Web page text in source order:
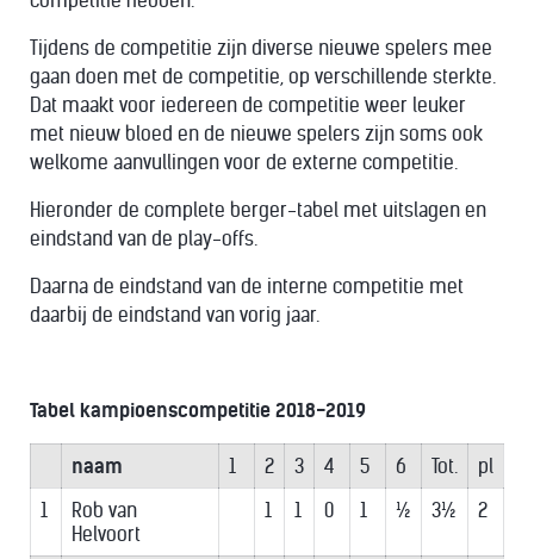
Tijdens de competitie zijn diverse nieuwe spelers mee
gaan doen met de competitie, op verschillende sterkte.
Dat maakt voor iedereen de competitie weer leuker
met nieuw bloed en de nieuwe spelers zijn soms ook
welkome aanvullingen voor de externe competitie.
Hieronder de complete berger-tabel met uitslagen en
eindstand van de play-offs.
Daarna de eindstand van de interne competitie met
daarbij de eindstand van vorig jaar.
Tabel kampioenscompetitie 2018-2019
naam 1 2 3 4 5 6 Tot.
pl
1
Rob van
Helvoort
1 1 0 1 ½ 3½ 2